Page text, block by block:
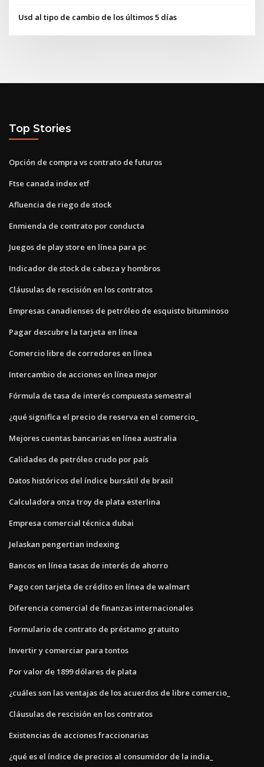
Usd al tipo de cambio de los últimos 5 días
Top Stories
Opción de compra vs contrato de futuros
Ftse canada index etf
Afluencia de riego de stock
Enmienda de contrato por conducta
Juegos de play store en línea para pc
Indicador de stock de cabeza y hombros
Cláusulas de rescisión en los contratos
Empresas canadienses de petróleo de esquisto bituminoso
Pagar descubre la tarjeta en línea
Comercio libre de corredores en línea
Intercambio de acciones en línea mejor
Fórmula de tasa de interés compuesta semestral
¿qué significa el precio de reserva en el comercio_
Mejores cuentas bancarias en línea australia
Calidades de petróleo crudo por país
Datos históricos del índice bursátil de brasil
Calculadora onza troy de plata esterlina
Empresa comercial técnica dubai
Jelaskan pengertian indexing
Bancos en línea tasas de interés de ahorro
Pago con tarjeta de crédito en línea de walmart
Diferencia comercial de finanzas internacionales
Formulario de contrato de préstamo gratuito
Invertir y comerciar para tontos
Por valor de 1899 dólares de plata
¿cuáles son las ventajas de los acuerdos de libre comercio_
Cláusulas de rescisión en los contratos
Existencias de acciones fraccionarias
¿qué es el índice de precios al consumidor de la india_